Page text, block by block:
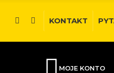
KONTAKT
MOJE KONTO